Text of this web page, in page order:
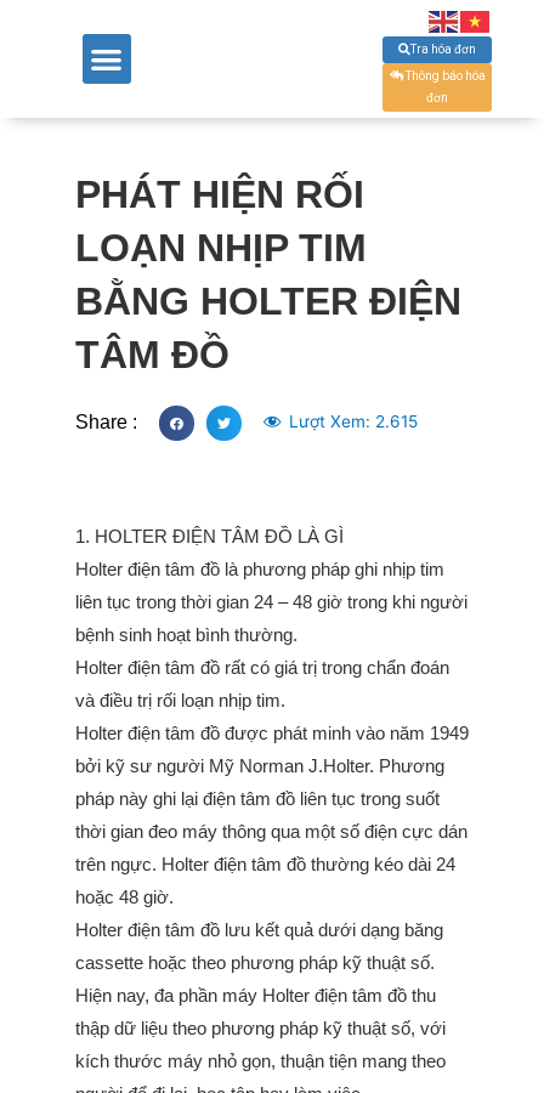
Tra hóa đơn
Thông báo hóa
đơn
PHÁT HIỆN RỐI
LOẠN NHỊP TIM
BẰNG HOLTER ĐIỆN
TÂM ĐỒ
Share : Lượt Xem: 2.615
1. HOLTER ĐIỆN TÂM ĐỒ LÀ GÌ
Holter điện tâm đồ là phương pháp ghi nhịp tim
liên tục trong thời gian 24 – 48 giờ trong khi người
bệnh sinh hoạt bình thường.
Holter điện tâm đồ rất có giá trị trong chẩn đoán
và điều trị rối loạn nhịp tim.
Holter điện tâm đồ được phát minh vào năm 1949
bởi kỹ sư người Mỹ Norman J.Holter. Phương
pháp này ghi lại điện tâm đồ liên tục trong suốt
thời gian đeo máy thông qua một số điện cực dán
trên ngực. Holter điện tâm đồ thường kéo dài 24
hoặc 48 giờ.
Holter điện tâm đồ lưu kết quả dưới dạng băng
cassette hoặc theo phương pháp kỹ thuật số.
Hiện nay, đa phần máy Holter điện tâm đồ thu
thập dữ liệu theo phương pháp kỹ thuật số, với
kích thước máy nhỏ gọn, thuận tiện mang theo